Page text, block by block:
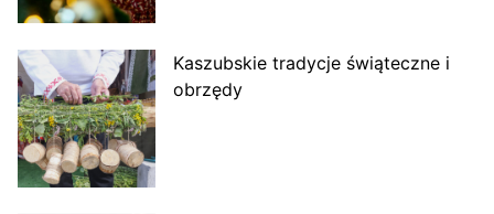
Kaszubskie tradycje świąteczne i
obrzędy